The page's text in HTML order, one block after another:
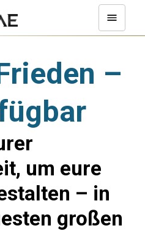
–
um eure
– in
großen